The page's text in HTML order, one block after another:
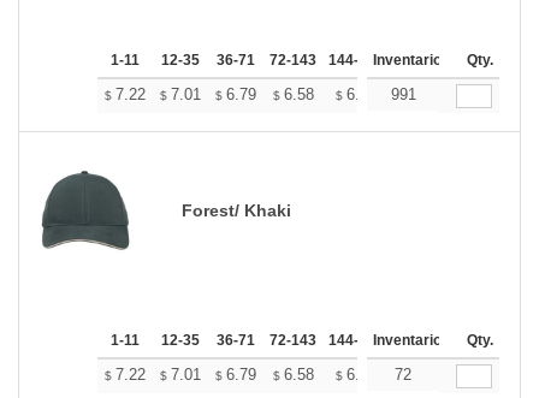
1-11 12-35 36-71 72-143 144-287 288 + Mas
Inventario Qty.
$ 7.22 $ 7.01 $ 6.79 $ 6.58 $ 6.37 $6.26
991
Forest/ Khaki
1-11 12-35 36-71 72-143 144-287 288 + Mas
Inventario Qty.
$ 7.22 $ 7.01 $ 6.79 $ 6.58 $ 6.37 $6.26
72